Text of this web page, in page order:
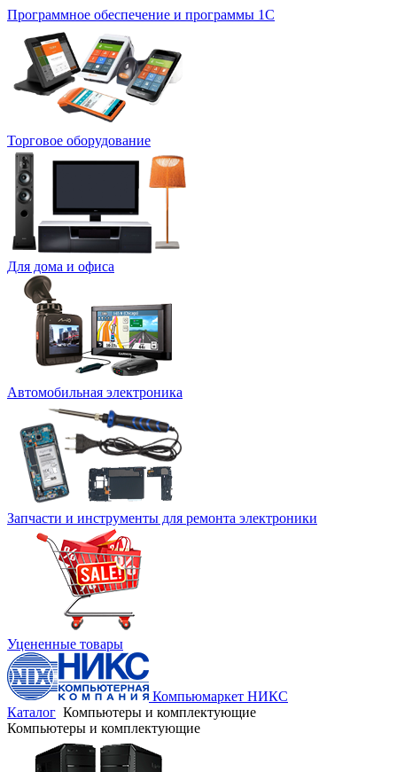
Программное обеспечение и программы 1С
Торговое оборудование
Для дома и офиса
Автомобильная электроника
Запчасти и инструменты для ремонта электроники
Уцененные товары
Компьюмаркет НИКС
Каталог Компьютеры и комплектующие
Компьютеры и комплектующие